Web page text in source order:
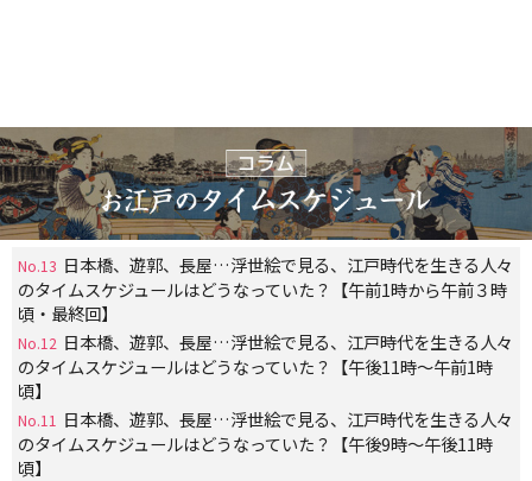
No.13 日本橋、遊郭、長屋…浮世絵で見る、江戸時代を生きる人々
のタイムスケジュールはどうなっていた？【午前1時から午前３時
頃・最終回】
No.12 日本橋、遊郭、長屋…浮世絵で見る、江戸時代を生きる人々
のタイムスケジュールはどうなっていた？【午後11時～午前1時
頃】
No.11 日本橋、遊郭、長屋…浮世絵で見る、江戸時代を生きる人々
のタイムスケジュールはどうなっていた？【午後9時～午後11時
頃】